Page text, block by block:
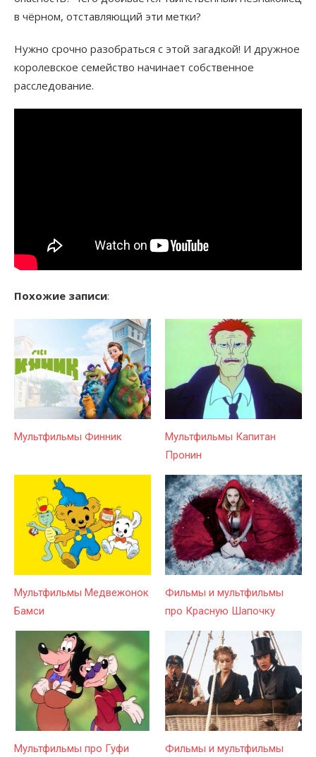
в чёрном, отставляющий эти метки?
Нужно срочно разобраться с этой загадкой! И дружное
королевское семейство начинает собственное
расследование.
Похожие записи:
Мультфильмы Финник
Мультфильмы Капитан
Пронин
Мультфильмы Медвежонок
Бамси
Фильмы и мультфильмы
про Красную Шапочку
Мультфильмы про Гуфи
Фильмы и мультфильмы